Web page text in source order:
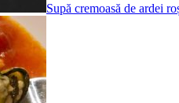
Supă cremoasă de ardei